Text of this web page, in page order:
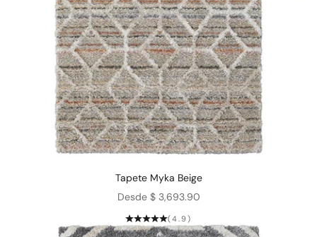
Tapete Myka Beige
Precio de oferta
Desde $ 3,693.90
(4.9)